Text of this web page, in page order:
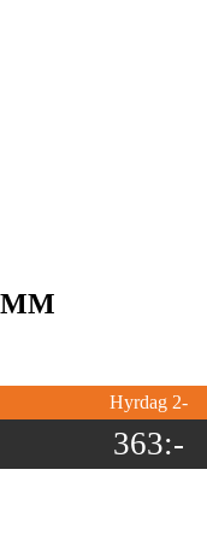
Hyrdag 2-
363:-